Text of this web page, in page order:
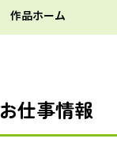
作品ホーム
お仕事情報